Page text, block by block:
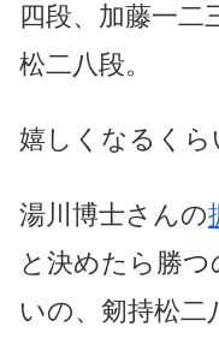
四段、加藤一二
松二八段。
嬉しくなるくら
湯川博士さんの
と決めたら勝
いの、剱持松二